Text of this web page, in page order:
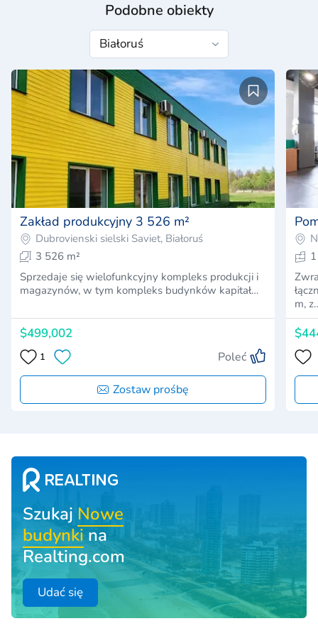
Podobne obiekty
Zakład produkcyjny 3 526 m²
Dubrovienski sielski Saviet, Białoruś
3 526 m²
Sprzedaje się wielofunkcyjny kompleks produkcji i
magazynów, w tym kompleks budynków kapitał…
$499,002
1 Poleć
Zostaw prośbę
1
m,
Szukaj Nowe
budynkina
Realting.com
Udać się